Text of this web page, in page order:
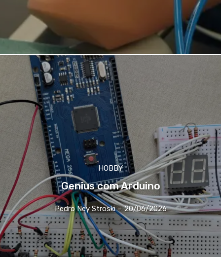
HOBBY
Genius com Arduino
Pedro Ney Stroski - 20/06/2026